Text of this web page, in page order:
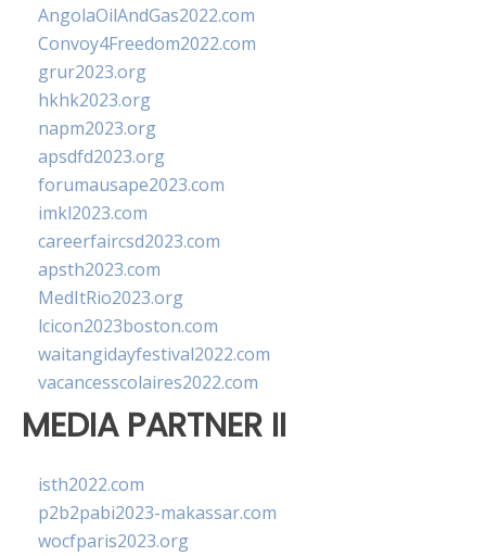
AngolaOilAndGas2022.com
Convoy4Freedom2022.com
grur2023.org
hkhk2023.org
napm2023.org
apsdfd2023.org
forumausape2023.com
imkl2023.com
careerfaircsd2023.com
apsth2023.com
MedItRio2023.org
lcicon2023boston.com
waitangidayfestival2022.com
vacancesscolaires2022.com
MEDIA PARTNER II
isth2022.com
p2b2pabi2023-makassar.com
wocfparis2023.org